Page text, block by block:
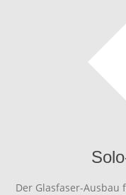
Der Glasfaser-